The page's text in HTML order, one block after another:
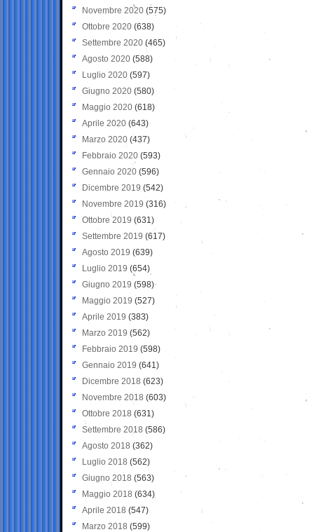
Novembre 2020 (575)
Ottobre 2020 (638)
Settembre 2020(465)
Agosto 2020 (588)
Luglio 2020 (597)
Giugno 2020 (580)
Maggio 2020 (618)
Aprile 2020 (643)
Marzo 2020 (437)
Febbraio 2020 (593)
Gennaio 2020 (596)
Dicembre 2019 (542)
Novembre 2019 (316)
Ottobre 2019 (631)
Settembre 2019 (617)
Agosto 2019 (639)
Luglio 2019 (654)
Giugno 2019 (598)
Maggio 2019 (527)
Aprile 2019 (383)
Marzo 2019 (562)
Febbraio 2019 (598)
Gennaio 2019 (641)
Dicembre 2018 (623)
Novembre 2018 (603)
Ottobre 2018 (631)
Settembre 2018 (586)
Agosto 2018 (362)
Luglio 2018 (562)
Giugno 2018 (563)
Maggio 2018 (634)
Aprile 2018 (547)
Marzo 2018 (599)